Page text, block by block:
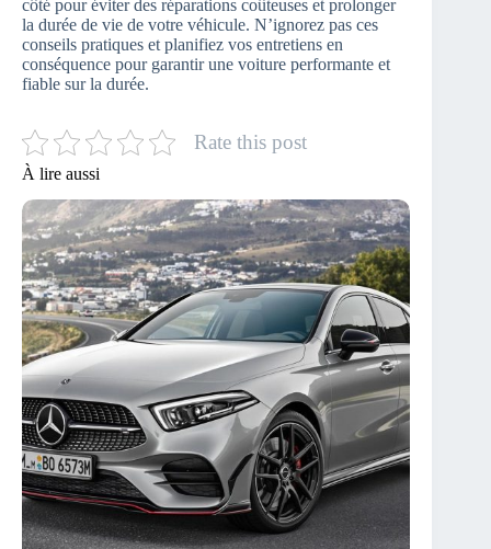
côté pour éviter des réparations coûteuses et prolonger
la durée de vie de votre véhicule. N’ignorez pas ces
conseils pratiques et planifiez vos entretiens en
conséquence pour garantir une voiture performante et
fiable sur la durée.
Rate this post
À lire aussi